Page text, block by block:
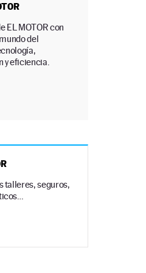
EL MOTOR con
del
y eficiencia.
talleres, seguros,